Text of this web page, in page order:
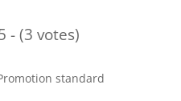
- (3 votes)